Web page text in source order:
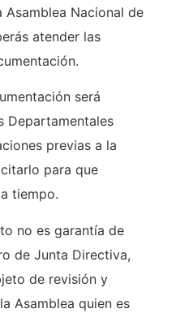
Nacional de
atender las
será
Departamentales
previas a la
para que
tiempo.
no es garantía de
de Junta Directiva,
de revisión y
Asamblea quien es